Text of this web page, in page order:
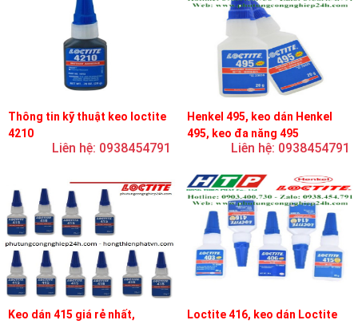
Thông tin kỹ thuật keo loctite
4210
Liên hệ: 0938454791
Henkel 495, keo dán Henkel
495, keo đa năng 495
Liên hệ: 0938454791
Keo dán 415 giá rẻ nhất,
Loctite 416, keo dán Loctite